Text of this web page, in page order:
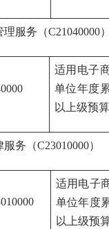
理服务（C21040000
适用电子
单位年度
以上级预
务（C23010000）
适用电子
单位年度
以上级预